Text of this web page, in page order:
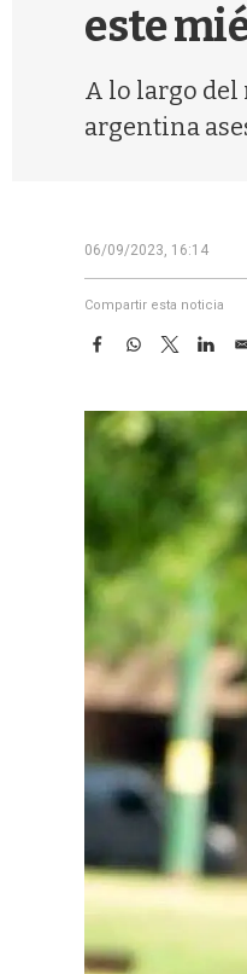
este
A lo largo del
argentina
06/09/2023, 16:14
Compartir esta noticia
F
e
b
k
W
t
s
A
T
w
t
t
e
L
k
I
n